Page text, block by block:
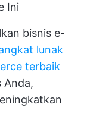
Ini
bisnis e-
lunak
terbaik
Anda,